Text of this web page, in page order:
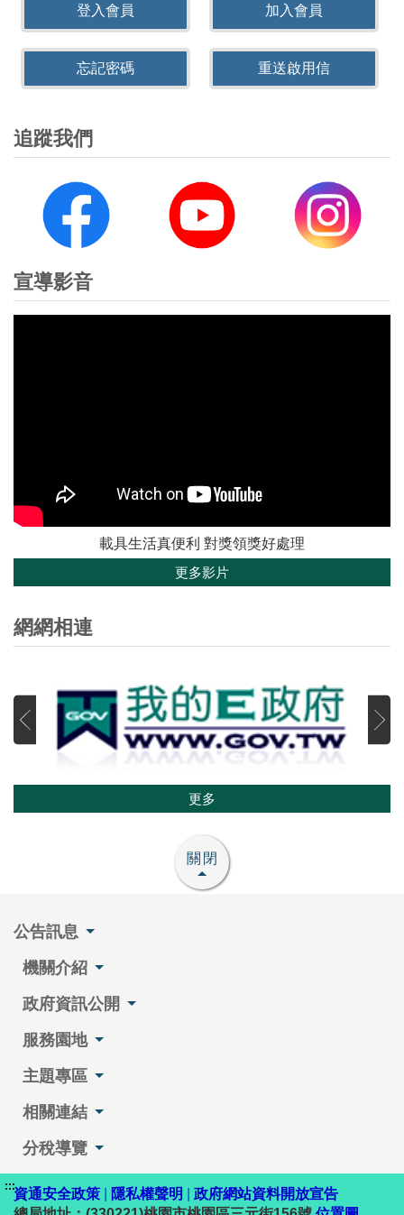
登入會員 加入會員
忘記密碼 重送啟用信
追蹤我們
宣導影音
載具生活真便利 對獎領獎好處理
更多影片
網網相連
更多
關閉
公告訊息
機關介紹
政府資訊公開
服務園地
主題專區
相關連結
分稅導覽
:::資通安全政策 隱私權聲明
政府網站資料開放宣告